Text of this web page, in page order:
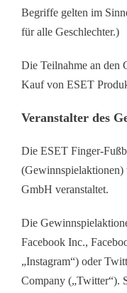
Begriffe gelten im
für alle Geschlechter.)
Die Teilnahme an den
Kauf von ESET
Veranstalter des
Die ESET Finger-
(Gewinnspielaktionen)
GmbH veranstaltet.
Die
Facebook Inc.,
„Instagram“) oder
Company („Twitter“).